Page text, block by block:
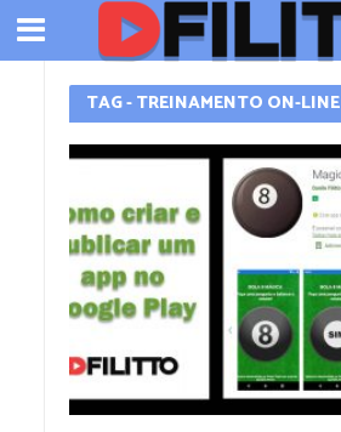
TAG - TREINAMENTO ON-LINE